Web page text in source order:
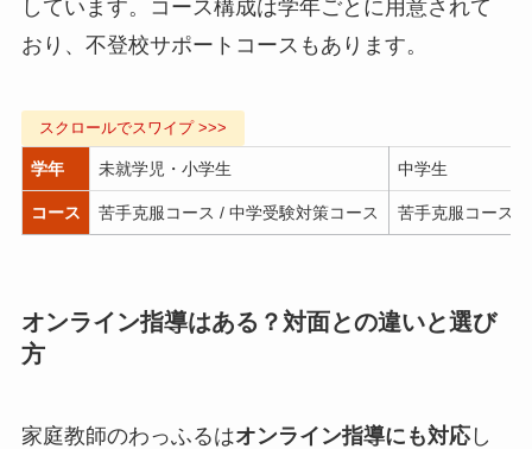
しています。コース構成は学年ごとに用意されて
おり、不登校サポートコースもあります。
学年
コース
未就学児・小学生
苦手克服コース / 中学受験対策コース
中学生
苦手克服コース /
オンライン指導はある？対面との違いと選び
方
家庭教師のわっふるはオンライン指導にも対応し